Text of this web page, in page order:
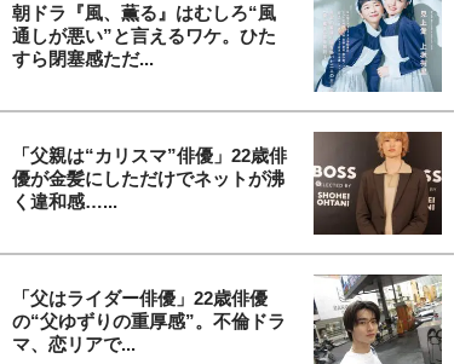
朝ドラ『風、薫る』はむしろ“風
通しが悪い”と言えるワケ。ひた
すら閉塞感ただ...
「父親は“カリスマ”俳優」22歳俳
優が金髪にしただけでネットが沸
く違和感…...
「父はライダー俳優」22歳俳優
の“父ゆずりの重厚感”。不倫ドラ
マ、恋リアで...